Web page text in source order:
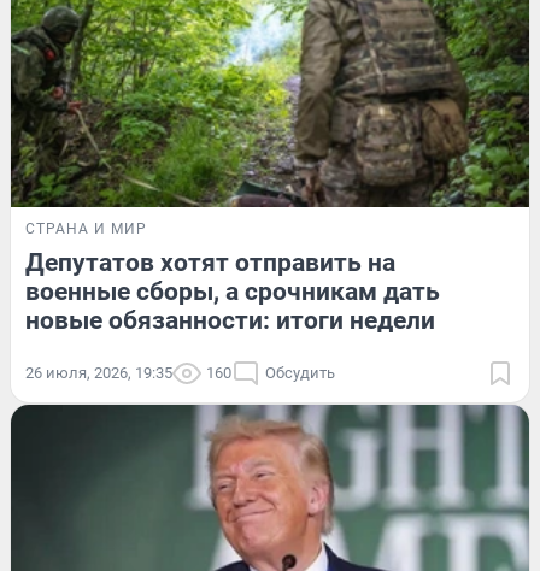
СТРАНА И МИР
Депутатов хотят отправить на
военные сборы, а срочникам дать
новые обязанности: итоги недели
26 июля, 2026, 19:35 160 Обсудить